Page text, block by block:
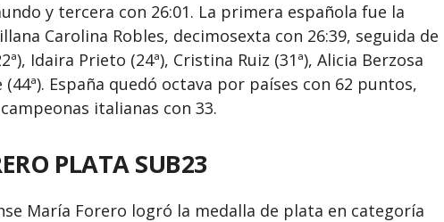
y tercera con 26:01. La primera española fue la
Carolina Robles, decimosexta con 26:39, seguida de
Idaira Prieto (24ª), Cristina Ruiz (31ª), Alicia Berzosa
(44ª). España quedó octava por países con 62 puntos,
italianas con 33.
PLATA SUB23
María Forero logró la medalla de plata en categoría